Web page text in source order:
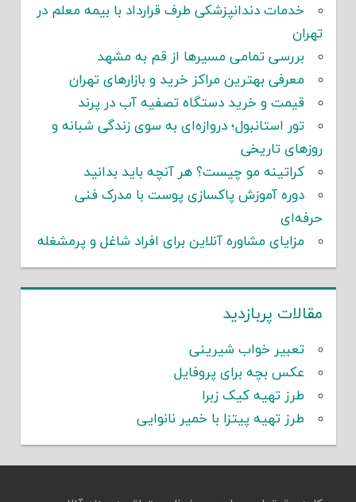
خدمات دندانپزشکی طرف قرارداد با بیمه معلم در
تهران
بررسی تمامی مسیرها از قم به مشهد
معرفی بهترین مراکز خرید و بازارهای تهران
قیمت و خرید دستگاه تصفیه آب در پرند
تور استانبول؛ دروازه‌ای به سوی زندگی شبانه و
روزهای تاریخی
کراتینه مو چیست؟ هر آنچه باید بدانید
دوره آموزش پاکسازی پوست با مدرک فنی
حرفه‌ای
مزایای مشاوره آنلاین برای افراد شاغل و پرمشغله
مقالات پربازدید
تعبیر خواب شیرینی
عکس بچه برای پروفایل
طرز تهیه کیک زبرا
طرز تهیه پیتزا با خمیر نانوایی